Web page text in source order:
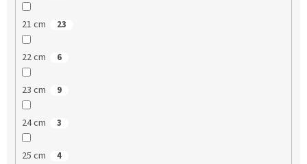
21 cm 23
22 cm 6
23 cm 9
24 cm 3
25 cm 4